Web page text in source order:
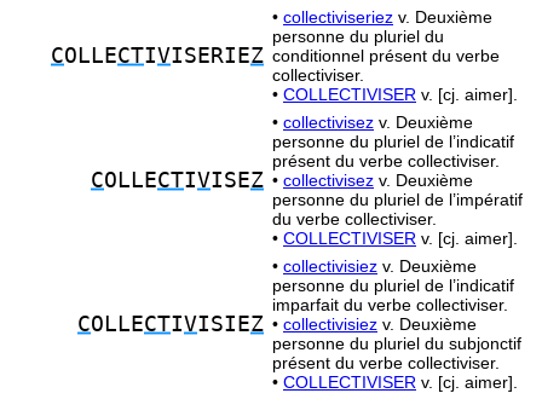
COLLECTIVISERIEZ
• collectiviseriez v. Deuxième
personne du pluriel du
conditionnel présent du verbe
collectiviser.
• COLLECTIVISER v. [cj. aimer].
COLLECTIVISEZ
• collectivisez v. Deuxième
personne du pluriel de l’indicatif
présent du verbe collectiviser.
• collectivisez v. Deuxième
personne du pluriel de l’impératif
du verbe collectiviser.
• COLLECTIVISER v. [cj. aimer].
COLLECTIVISIEZ
• collectivisiez v. Deuxième
personne du pluriel de l’indicatif
imparfait du verbe collectiviser.
• collectivisiez v. Deuxième
personne du pluriel du subjonctif
présent du verbe collectiviser.
• COLLECTIVISER v. [cj. aimer].